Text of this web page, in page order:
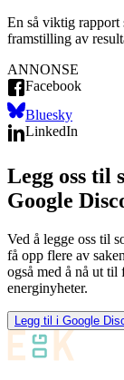
En så viktig
framstilling av
ANNONSE
Facebook
Bluesky
LinkedIn
Legg oss til
Google
Ved å legge oss til
få opp flere av
også med å nå ut til
energinyheter.
Legg til i Google